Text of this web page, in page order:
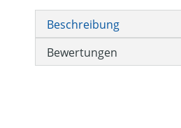
Beschreibung
Bewertungen